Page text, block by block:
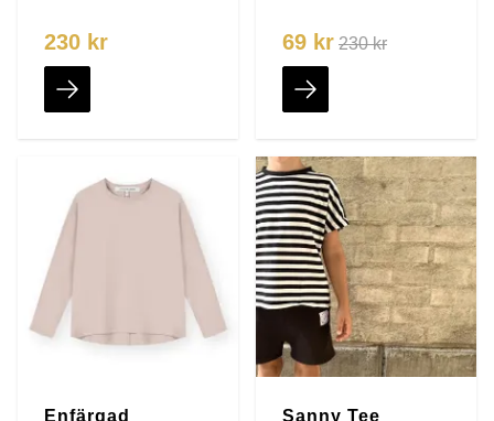
230 kr 69 kr 230 kr
Enfärgad
Sanny Tee